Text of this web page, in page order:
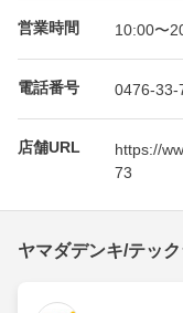
営業時間 10:00〜
電話番号 0476-33-
店舗URL
https://
73
ヤマダデンキ/テッ